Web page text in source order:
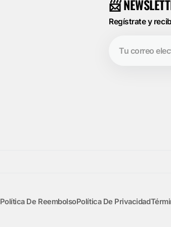
📨
Regístrate y
correo
electrónico
Política De ReembolsoPolítica De Privacidad